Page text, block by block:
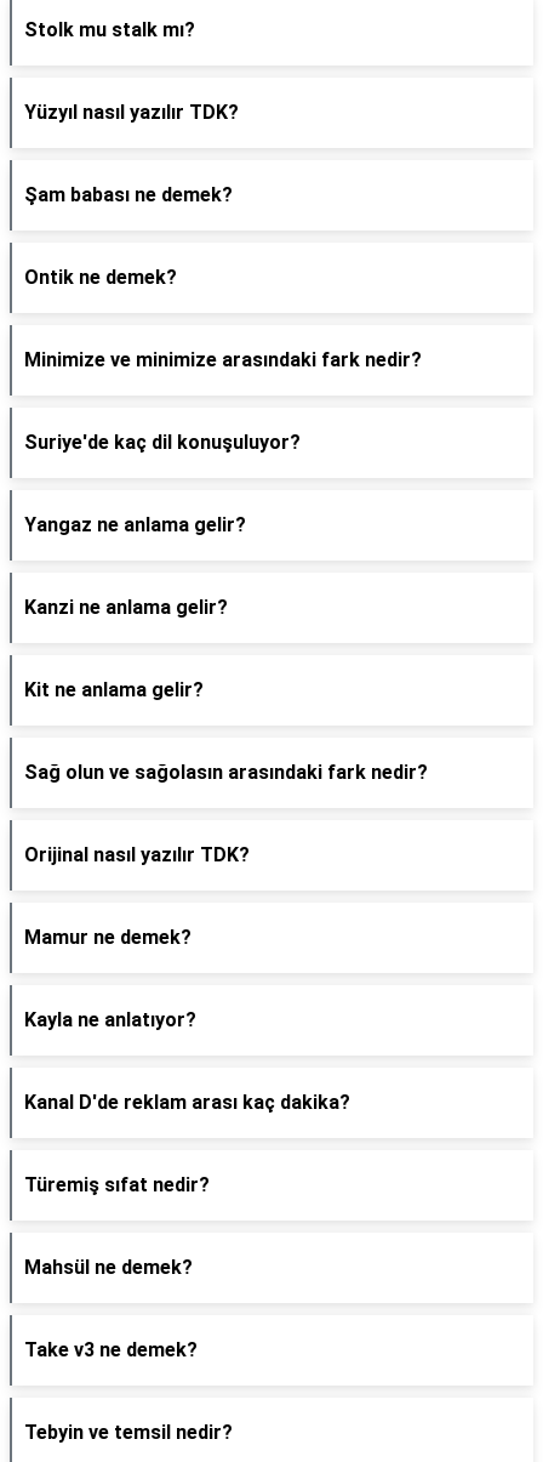
Stolk mu stalk mı?
Yüzyıl nasıl yazılır TDK?
Şam babası ne demek?
Ontik ne demek?
Minimize ve minimize arasındaki fark nedir?
Suriye'de kaç dil konuşuluyor?
Yangaz ne anlama gelir?
Kanzi ne anlama gelir?
Kit ne anlama gelir?
Sağ olun ve sağolasın arasındaki fark nedir?
Orijinal nasıl yazılır TDK?
Mamur ne demek?
Kayla ne anlatıyor?
Kanal D'de reklam arası kaç dakika?
Türemiş sıfat nedir?
Mahsül ne demek?
Take v3 ne demek?
Tebyin ve temsil nedir?